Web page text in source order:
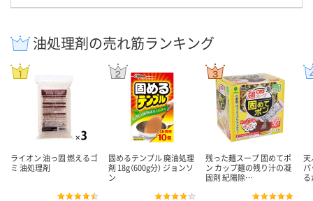
油処理剤の売れ筋ランキング
ライオン 油っ固 燃えるゴ
ミ 油処理剤
固めるテンプル 廃油処理
剤 18g（600g分） ジョンソ
ン
残った麺スープ 固めてポ
ン カップ麺の残り汁の凝
固剤 紀陽除…
天